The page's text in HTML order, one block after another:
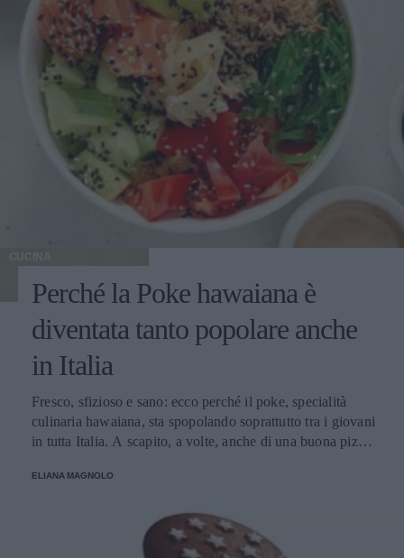
CUCINA
Perché la Poke hawaiana è
diventata tanto popolare anche
in Italia
Fresco, sfizioso e sano: ecco perché il poke, specialità
culinaria hawaiana, sta spopolando soprattutto tra i giovani
in tutta Italia. A scapito, a volte, anche di una buona pizza.
ELIANA MAGNOLO